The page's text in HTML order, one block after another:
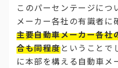
このパーセンテージにつ
メーカー各社の有識者に
主要自動車メーカー各社
合も同程度ということで
に本部を構える自動車メ